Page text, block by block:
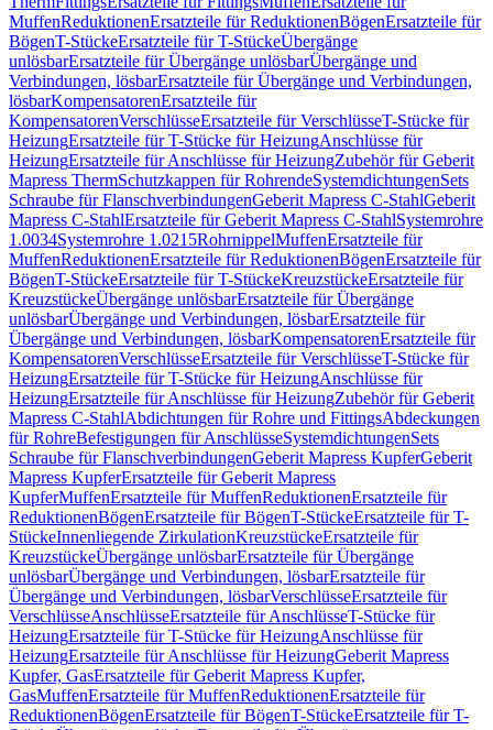
MuffenReduktionenErsatzteile für ReduktionenBögenErsatzteile für
BögenT-StückeErsatzteile für T-StückeÜbergänge
unlösbarErsatzteile für Übergänge unlösbarÜbergänge und
Verbindungen, lösbarErsatzteile für Übergänge und Verbindungen,
lösbarKompensatorenErsatzteile für
KompensatorenVerschlüsseErsatzteile für VerschlüsseT-Stücke für
HeizungErsatzteile für T-Stücke für HeizungAnschlüsse für
HeizungErsatzteile für Anschlüsse für HeizungZubehör für Geberit
Mapress ThermSchutzkappen für RohrendeSystemdichtungenSets
Schraube für FlanschverbindungenGeberit Mapress C-StahlGeberit
Mapress C-StahlErsatzteile für Geberit Mapress C-StahlSystemrohre
1.0034Systemrohre 1.0215RohrnippelMuffenErsatzteile für
MuffenReduktionenErsatzteile für ReduktionenBögenErsatzteile für
BögenT-StückeErsatzteile für T-StückeKreuzstückeErsatzteile für
KreuzstückeÜbergänge unlösbarErsatzteile für Übergänge
unlösbarÜbergänge und Verbindungen, lösbarErsatzteile für
Übergänge und Verbindungen, lösbarKompensatorenErsatzteile für
KompensatorenVerschlüsseErsatzteile für VerschlüsseT-Stücke für
HeizungErsatzteile für T-Stücke für HeizungAnschlüsse für
HeizungErsatzteile für Anschlüsse für HeizungZubehör für Geberit
Mapress C-StahlAbdichtungen für Rohre und FittingsAbdeckungen
für RohreBefestigungen für AnschlüsseSystemdichtungenSets
Schraube für FlanschverbindungenGeberit Mapress KupferGeberit
Mapress KupferErsatzteile für Geberit Mapress
KupferMuffenErsatzteile für MuffenReduktionenErsatzteile für
ReduktionenBögenErsatzteile für BögenT-StückeErsatzteile für T-
StückeInnenliegende ZirkulationKreuzstückeErsatzteile für
KreuzstückeÜbergänge unlösbarErsatzteile für Übergänge
unlösbarÜbergänge und Verbindungen, lösbarErsatzteile für
Übergänge und Verbindungen, lösbarVerschlüsseErsatzteile für
VerschlüsseAnschlüsseErsatzteile für AnschlüsseT-Stücke für
HeizungErsatzteile für T-Stücke für HeizungAnschlüsse für
HeizungErsatzteile für Anschlüsse für HeizungGeberit Mapress
Kupfer, GasErsatzteile für Geberit Mapress Kupfer,
GasMuffenErsatzteile für MuffenReduktionenErsatzteile für
ReduktionenBögenErsatzteile für BögenT-StückeErsatzteile für T-